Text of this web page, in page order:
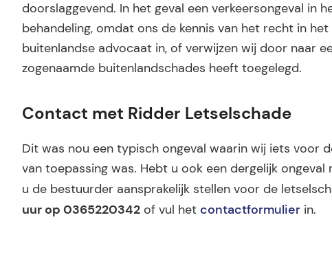
doorslaggevend. In het geval een verkeersongeval in
behandeling, omdat ons de kennis van het recht in
buitenlandse advocaat in, of verwijzen wij door naar
zogenaamde buitenlandschades heeft toegelegd.
Contact met Ridder Letselschade
Dit was nou een typisch ongeval waarin wij iets voor
van toepassing was. Hebt u ook een dergelijk
u de bestuurder aansprakelijk stellen voor de
uur op 0365220342 of vul het contactformulier in.